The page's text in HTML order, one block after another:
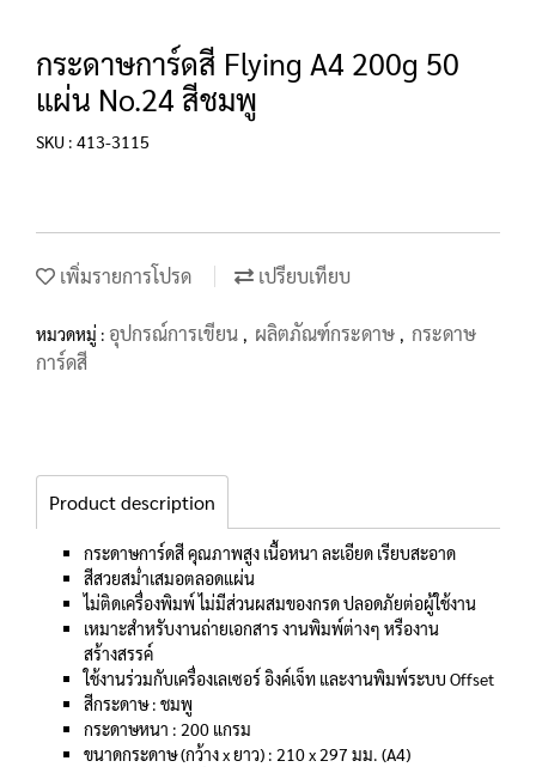
กระดาษการ์ดสี Flying A4 200g 50
แผ่น No.24 สีชมพู
SKU : 413-3115
เพิ่มรายการโปรด เปรียบเทียบ
หมวดหมู่ : อุปกรณ์การเขียน , ผลิตภัณฑ์กระดาษ , กระดาษ
การ์ดสี
Product description
กระดาษการ์ดสี คุณภาพสูง เนื้อหนา ละเอียด เรียบสะอาด
สีสวยสม่ำเสมอตลอดแผ่น
ไม่ติดเครื่องพิมพ์ ไม่มีส่วนผสมของกรด ปลอดภัยต่อผู้ใช้งาน
เหมาะสำหรับงานถ่ายเอกสาร งานพิมพ์ต่างๆ หรืองาน
สร้างสรรค์
ใช้งานร่วมกับเครื่องเลเซอร์ อิงค์เจ็ท และงานพิมพ์ระบบ Offset
สีกระดาษ : ชมพู
กระดาษหนา : 200 แกรม
ขนาดกระดาษ (กว้าง x ยาว) : 210 x 297 มม. (A4)